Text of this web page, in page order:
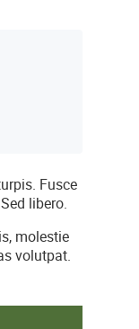
Fusce
libero.
molestie
volutpat.